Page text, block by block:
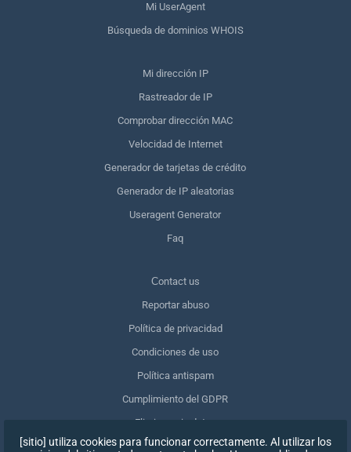
Mi UserAgent
Búsqueda de dominios WHOIS
Mi dirección IP
Rastreador de IP
Comprobar dirección MAC
Velocidad de Internet
Generador de tarjetas de crédito
Generador de IP aleatorias
Useragent Generator
Faq
Сontact us
Reportar abuso
Política de privacidad
Condiciones de uso
Política antispam
Cumplimiento del GDPR
Eliminar mis datos
Retirar el consentimiento
[sitio] utiliza cookies para funcionar correctamente. Al utilizar los